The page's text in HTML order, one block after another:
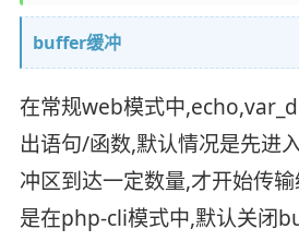
buffer缓冲
在常规web模式中
出语句/函数,默认情况是先进
冲区到达一定数量,才开始传
是在php-cli模式中,默认关闭